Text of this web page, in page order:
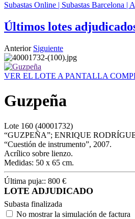
Subastas Online | Subastas Barcelona |
Últimos lotes
Anterior Siguiente
VER EL LOTE A PANTALLA
Guzpeña
Lote 160 (40001732)
“GUZPEÑA”; ENRIQUE
“Cuestión de instrumento”, 2007.
Acrílico sobre lienzo.
Medidas: 50 x 65 cm.
Última puja:: 800 €
LOTE ADJUDICADO
Subasta finalizada
No mostrar la simulación de factura